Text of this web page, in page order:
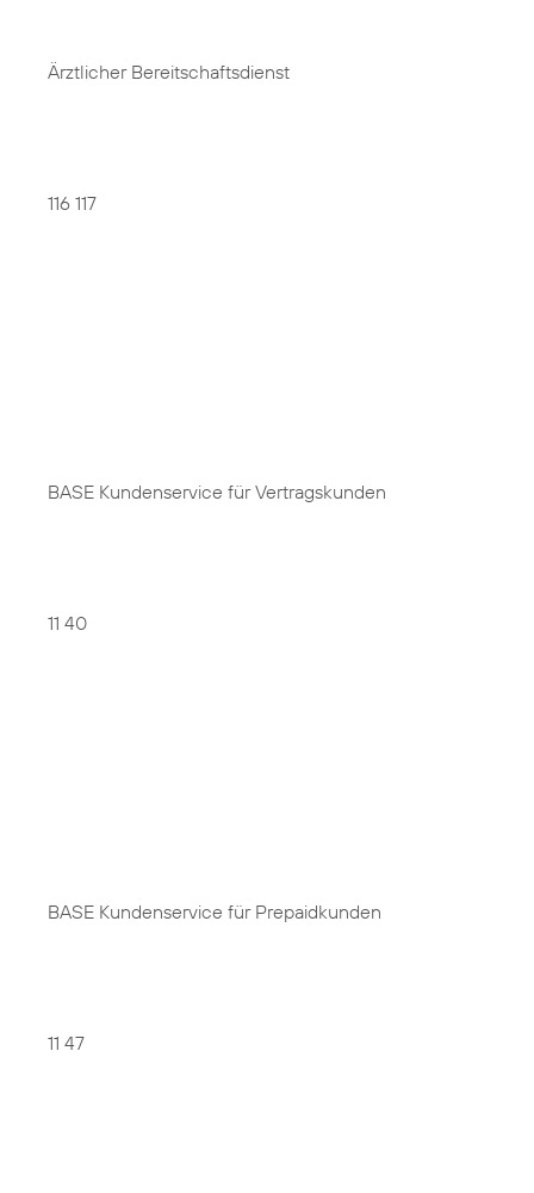
Ärztlicher Bereitschaftsdienst
116 117
BASE Kundenservice für Vertragskunden
11 40
BASE Kundenservice für Prepaidkunden
11 47